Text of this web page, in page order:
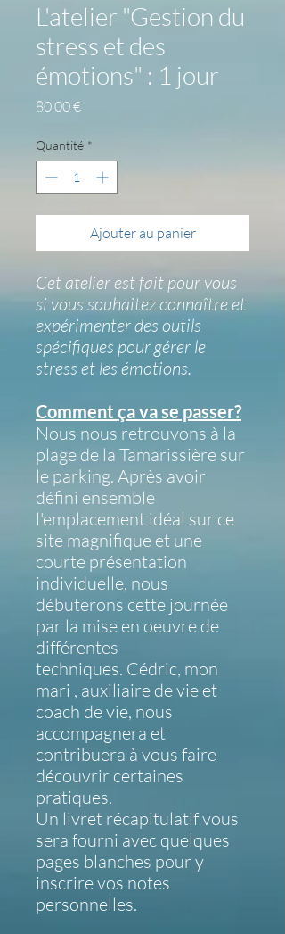
L'atelier "Gestion du
stress et des
émotions" : 1 jour
80,00 €Prix
Quantité *
Ajouter au panier
Cet atelier est fait pour vous
si vous souhaitez connaître et
expérimenter des outils
spécifiques pour gérer le
stress et les émotions.
Comment ça va se passer?
Nous nous retrouvons à la
plage de la Tamarissière sur
le parking. Après avoir
défini ensemble
l'emplacement idéal sur ce
site magnifique et une
courte présentation
individuelle, nous
débuterons cette journée
par la mise en oeuvre de
différentes
techniques. Cédric, mon
mari , auxiliaire de vie et
coach de vie, nous
accompagnera et
contribuera à vous faire
découvrir certaines
pratiques.
Un livret récapitulatif vous
sera fourni avec quelques
pages blanches pour y
inscrire vos notes
personnelles.